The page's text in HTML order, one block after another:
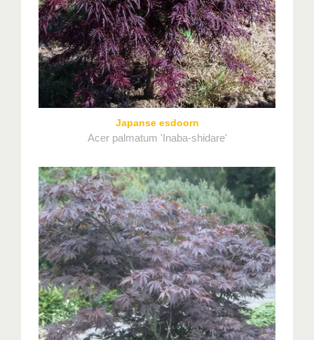
Japanse esdoorn
Acer palmatum 'Inaba-shidare'